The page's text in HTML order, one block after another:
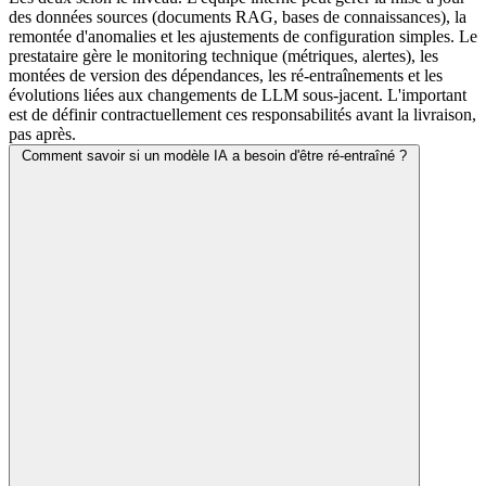
des données sources (documents RAG, bases de connaissances), la
remontée d'anomalies et les ajustements de configuration simples. Le
prestataire gère le monitoring technique (métriques, alertes), les
montées de version des dépendances, les ré-entraînements et les
évolutions liées aux changements de LLM sous-jacent. L'important
est de définir contractuellement ces responsabilités avant la livraison,
pas après.
Comment savoir si un modèle IA a besoin d'être ré-entraîné ?